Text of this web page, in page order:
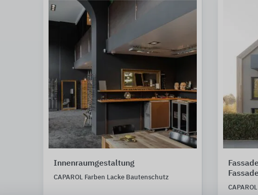
Innenraumgestaltung
CAPAROL Farben Lacke Bautenschutz